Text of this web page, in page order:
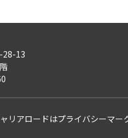
記入頂いた個人情報について
た、ご記入頂いた個人情報
らにまた、個人情報の利用
れらの請求は、次の窓口にて
28-13
リアロードはプライバシーマー